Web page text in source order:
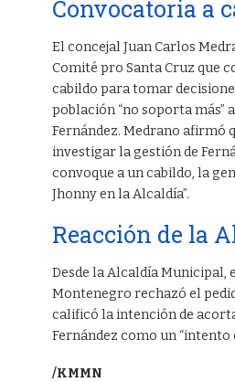
Convocatoria a
El concejal Juan Carlos
Comité pro Santa Cruz que
cabildo para tomar
población “no soporta más”
Fernández. Medrano afirmó
investigar la gestión de
convoque a un cabildo, la
Jhonny en la Alcaldía”.
Reacción de la
Desde la Alcaldía Municipal,
Montenegro rechazó el
calificó la intención de
Fernández como un “intento
/KMMN